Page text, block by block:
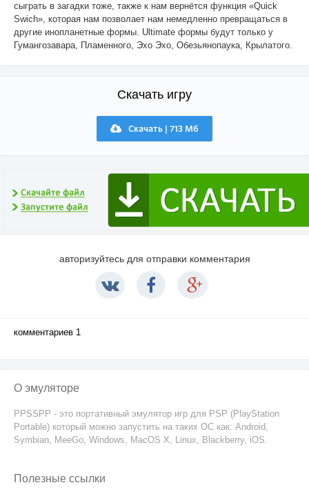
сыграть в загадки тоже, также к нам вернётся функция «Quick
Swich», которая нам позволает нам немедленно превращаться в
другие инопланетные формы. Ultimate формы будут только у
Гумангозавара, Пламенного, Эхо Эхо, Обезьянопаука, Крылатого.
Скачать игру
Скачать | 713 Мб
авторизуйтесь для отправки комментария
комментариев 1
О эмуляторе
PPSSPP - это портативный эмулятор игр для PSP (PlayStation
Portable) который можно запустить на таких ОС как: Android,
Symbian, MeeGo, Windows, MacOS X, Linux, Blackberry, iOS.
Полезные ссылки